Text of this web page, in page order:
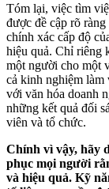
Tóm lại, việc tìm
được đề cập rõ
chính xác cấp độ
hiệu quả. Chỉ riêng
một người cho một
cả kinh nghiệm làm
với văn hóa doanh
những kết quả đối
viên và tổ chức.
Chính vì vậy, hãy
phục mọi người
và hiệu quả. Kỹ